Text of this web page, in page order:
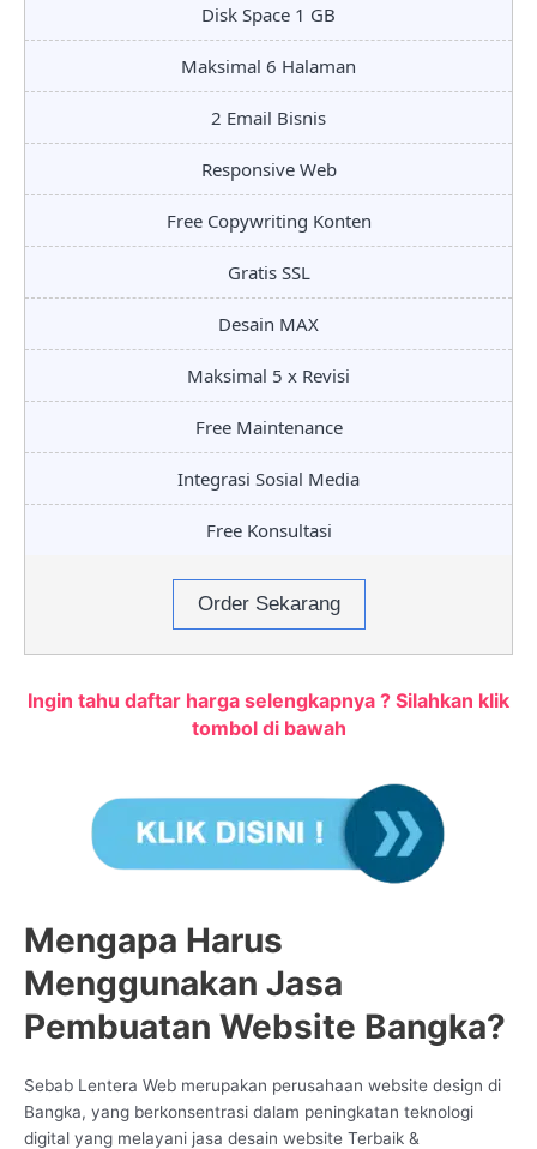
Disk Space 1 GB
Maksimal 6 Halaman
2 Email Bisnis
Responsive Web
Free Copywriting Konten
Gratis SSL
Desain MAX
Maksimal 5 x Revisi
Free Maintenance
Integrasi Sosial Media
Free Konsultasi
Order Sekarang
Ingin tahu daftar harga selengkapnya ? Silahkan klik
tombol di bawah
Mengapa Harus
Menggunakan Jasa
Pembuatan Website Bangka?
Sebab Lentera Web merupakan perusahaan website design di
Bangka, yang berkonsentrasi dalam peningkatan teknologi
digital yang melayani jasa desain website Terbaik &